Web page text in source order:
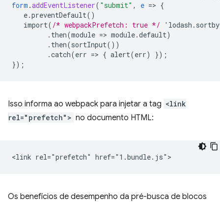
form .addEventListener( "submit" , e => {
e.preventDefault()
import( /* webpackPrefetch: true */
.then(module => module.default)
.then(sortInput())
.catch(err => { alert(err) });
});
Isso informa ao webpack para injetar a tag <link
rel="prefetch"> no documento HTML:
Os benefícios de desempenho da pré-busca de blocos